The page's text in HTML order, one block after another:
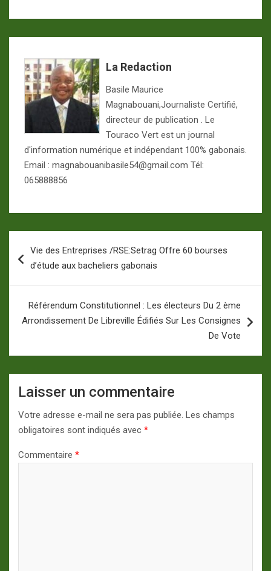
La Redaction
Basile Maurice
Magnabouani,Journaliste Certifié,
directeur de publication . Le
Touraco Vert est un journal
d'information numérique et indépendant 100% gabonais.
Email : magnabouanibasile54@gmail.com Tél:
065888856
de
Vie des Entreprises /RSE:Setrag Offre 60 bourses
d’étude aux bacheliers gabonais
Référendum Constitutionnel : Les électeurs Du 2 ème
Arrondissement De Libreville Édifiés Sur Les Consignes
De Vote
Laisser un commentaire
Votre adresse e-mail ne sera pas publiée. Les champs
obligatoires sont indiqués avec *
Commentaire *